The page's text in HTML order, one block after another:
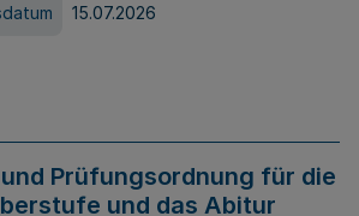
15.07.2026
Prüfungsordnung für die
und das Abitur